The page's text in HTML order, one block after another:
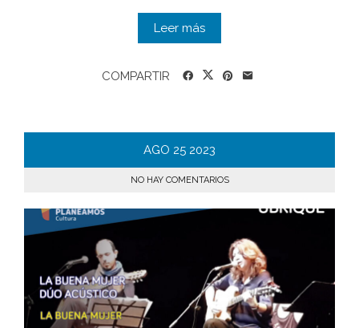
Leer más
COMPARTIR
AGO 25 2023
NO HAY COMENTARIOS